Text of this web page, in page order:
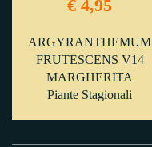
€ 4,95
ARGYRANTHEMUM
FRUTESCENS V14
MARGHERITA
Piante Stagionali